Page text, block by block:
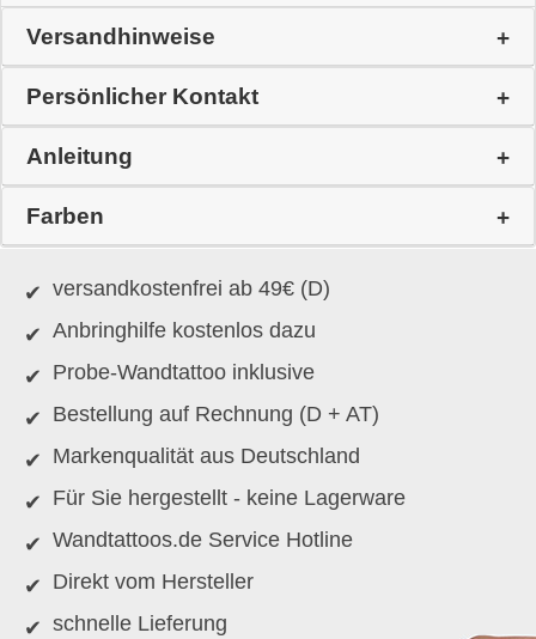
Versandhinweise
Persönlicher Kontakt
Anleitung
Farben
versandkostenfrei ab 49€ (D)
Anbringhilfe kostenlos dazu
Probe-Wandtattoo inklusive
Bestellung auf Rechnung (D + AT)
Markenqualität aus Deutschland
Für Sie hergestellt - keine Lagerware
Wandtattoos.de Service Hotline
Direkt vom Hersteller
schnelle Lieferung